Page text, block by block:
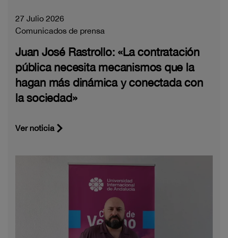
27 Julio 2026
Comunicados de prensa
Juan José Rastrollo: «La contratación
pública necesita mecanismos que la
hagan más dinámica y conectada con
la sociedad»
Ver noticia